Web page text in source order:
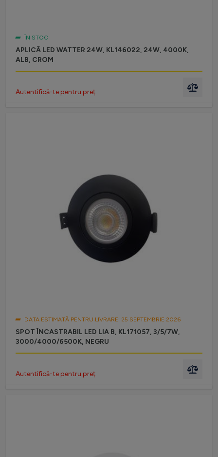
ÎN STOC
APLICĂ LED WATTER 24W, KL146022, 24W, 4000K,
ALB, CROM
Autentifică-te pentru preț
DATA ESTIMATĂ PENTRU LIVRARE: 25 SEPTEMBRIE 2026
SPOT ÎNCASTRABIL LED LIA B, KL171057, 3/5/7W,
3000/4000/6500K, NEGRU
Autentifică-te pentru preț